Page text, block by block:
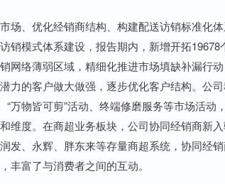
、优化经销商结构、构建配送访销标准化
销模式体系建设，报告期内，新增开拓
网络薄弱区域，精细化推进市场填缺补漏行
力的客户做大做强，逐步优化客户结构。公
万物皆可剪”活动、终端修磨服务等市场活动
维度。在商超业务板块，公司协同经销商新
发、永辉、胖东来等存量商超系统，协同经
丰富了与消费者之间的互动。